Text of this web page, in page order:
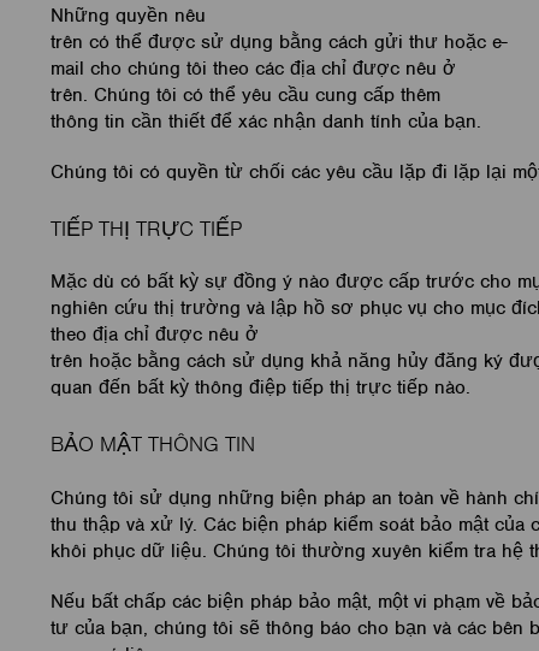
Những quyền nêu
trên có thể được sử dụng bằng cách gửi thư hoặc e-
mail cho chúng tôi theo các địa chỉ được nêu ở
trên. Chúng tôi có thể yêu cầu cung cấp thêm
thông tin cần thiết để xác nhận danh tính của bạn.
Chúng tôi có quyền từ chối các yêu cầu lặp đi lặp lại
TIẾP THỊ TRỰC TIẾP
Mặc dù có bất kỳ sự đồng ý nào được cấp trước cho
nghiên cứu thị trường và lập hồ sơ phục vụ cho mục
theo địa chỉ được nêu ở
trên hoặc bằng cách sử dụng khả năng hủy đăng ký
quan đến bất kỳ thông điệp tiếp thị trực tiếp nào.
BẢO MẬT THÔNG TIN
Chúng tôi sử dụng những biện pháp an toàn về hành
thu thập và xử lý. Các biện pháp kiểm soát bảo mật
khôi phục dữ liệu. Chúng tôi thường xuyên kiểm tra hệ
Nếu bất chấp các biện pháp bảo mật, một vi phạm về
tư của bạn, chúng tôi sẽ thông báo cho bạn và các